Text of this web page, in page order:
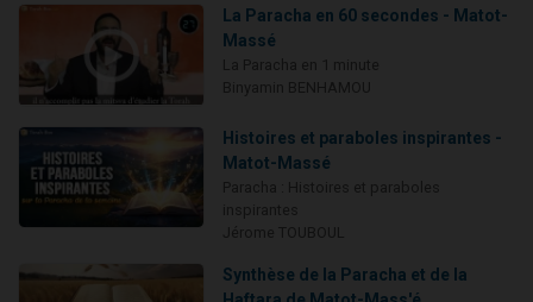
La Paracha en 60 secondes - Matot-
Massé
Histoires et paraboles inspirantes -
Matot-Massé
Synthèse de la Paracha et de la